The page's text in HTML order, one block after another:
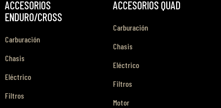
ACCESORIOS
ENDURO/CROSS
Carburación
Chasis
Eléctrico
Filtros
ACCESORIOS QUAD
Carburación
Chasis
Eléctrico
Filtros
Motor